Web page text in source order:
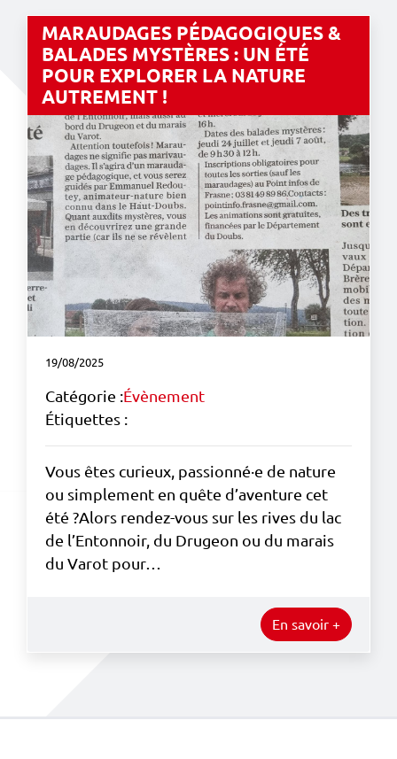
MARAUDAGES PÉDAGOGIQUES &
BALADES MYSTÈRES : UN ÉTÉ
POUR EXPLORER LA NATURE
AUTREMENT !
19/08/2025
Catégorie :Évènement
Étiquettes :
Vous êtes curieux, passionné·e de nature
ou simplement en quête d’aventure cet
été ?Alors rendez-vous sur les rives du lac
de l’Entonnoir, du Drugeon ou du marais
du Varot pour…
En savoir +